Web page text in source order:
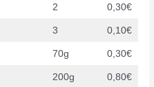
2 0,30€
3 0,10€
70g 0,30€
200g 0,80€